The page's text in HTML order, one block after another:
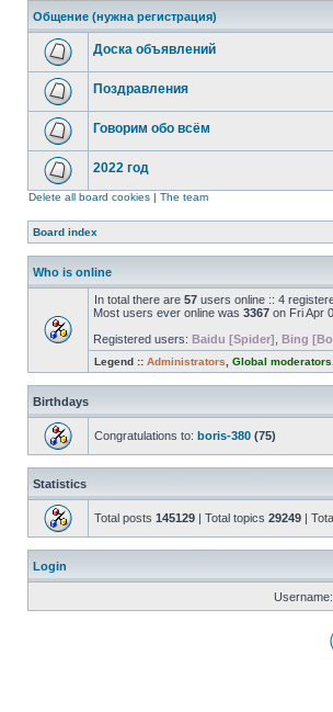
Общение (нужна регистрация)
Доска объявлений
Поздравления
Говорим обо всём
2022 год
Delete all board cookies | The team
Board index
Who is online
In total there are 57 users online :: 4
Most users ever online was 3367 on Fri Apr
Registered users: Baidu [Spider] Bing
Legend :: Administrators Global moderators
Birthdays
Congratulations to: boris-380 (75)
Statistics
Total posts 145129 | Total topics 29249 |
Login
Username: